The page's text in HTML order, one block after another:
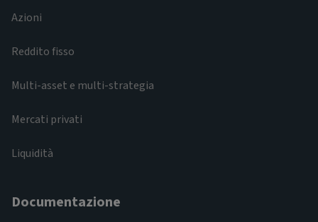
Azioni
Reddito fisso
Multi-asset e multi-strategia
Mercati privati
Liquidità
Documentazione